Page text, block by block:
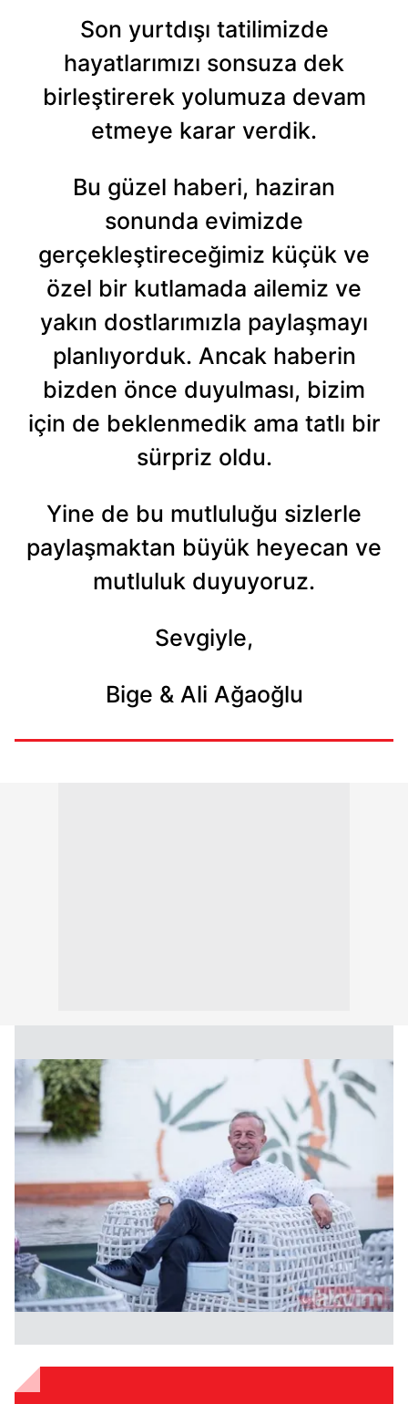
Son yurtdışı tatilimizde
hayatlarımızı sonsuza dek
birleştirerek yolumuza devam
etmeye karar verdik.
Bu güzel haberi, haziran
sonunda evimizde
gerçekleştireceğimiz küçük ve
özel bir kutlamada ailemiz ve
yakın dostlarımızla paylaşmayı
planlıyorduk. Ancak haberin
bizden önce duyulması, bizim
için de beklenmedik ama tatlı bir
sürpriz oldu.
Yine de bu mutluluğu sizlerle
paylaşmaktan büyük heyecan ve
mutluluk duyuyoruz.
Sevgiyle,
Bige & Ali Ağaoğlu